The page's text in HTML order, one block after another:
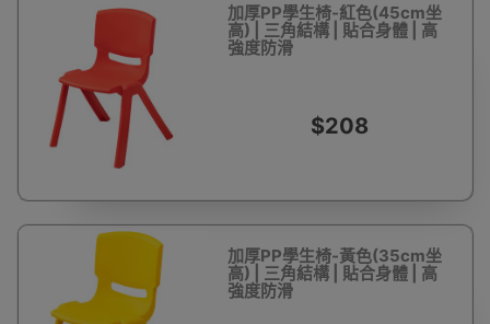
加厚PP學生椅-紅色(45cm坐
高) | 三角結構 | 貼合身體 | 高
強度防滑
$208
加厚PP學生椅-黃色(35cm坐
高) | 三角結構 | 貼合身體 | 高
強度防滑